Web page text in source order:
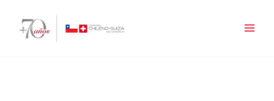
contenido